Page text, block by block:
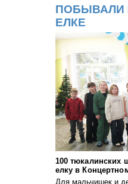
ПОБЫВАЛИ
ЕЛКЕ
100 тюкалинских
елку в
Для мальчишек и